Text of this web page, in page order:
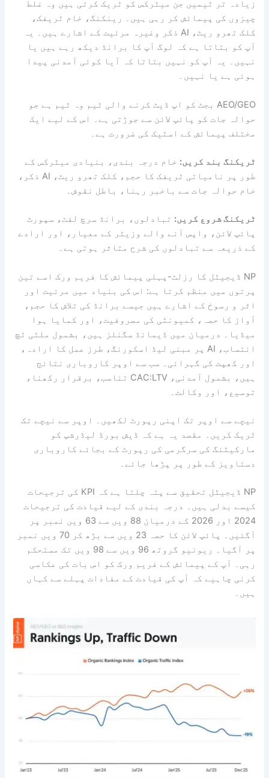
زیادہ تر ٹیمیں جن میٹرکس کو ٹریک کرتی ہیں وہ غلط
چیزوں کی پیمائش کر رہی ہیں۔ رینکنگ، خام ٹریفک،
کلک تھرو ریٹ، AI ذکر وغیرہ مرئیت کے اشارے ہیں۔ یہ
آپ کو بتاتا ہے کہ لوگ آپ کا برانڈ دیکھ رہے ہیں یا
نہیں۔ یہ آپ کو نہیں بتاتا کہ آیا کوئی آمدنی پیدا
ہوئی ہے یا نہیں۔
AEO/GEO بجٹ کو اپ ڈیٹ کرنے والی ٹیم وہ ٹیم ہے جو
حوالہ جات کو پائپ لائن سے جوڑتی ہے۔ اس کے لیے ایک
مختلف پیمائش کے اسٹیک کی ضرورت ہے۔
ٹریکنگ بند کریں: خام درجہ بندی، بنیادی میٹرکس کے
طور پر نامیاتی ٹریفک کا حجم، کلک تھرو ریٹ، AI ذکر،
خام حوالہ جات سے باخبر رہنا، باطل نقوش۔
ٹریکنگ شروع کریں: تبادلوں، برانڈ سرچ لفٹ، سپورٹ
پائپ لائن، واپس آنے والے وزیٹر کے معیار، اور ارادے
کے ذریعہ سے تبادلوں کی شرح متاثر ہوتی ہے۔
NP ڈیجیٹل کا رزلٹ-پہلی پیمائش کا فریم ورک اسے تین
پرتوں میں منظم کرتا ہے: اس کی بنیاد میں مرئیت اور
اثر و رسوخ کے اشارے ہیں جیسے برانڈ کی تلاش کا حجم،
آواز کا حصہ، کمیونٹی کی مصروفیت، اور کمایا ہوا
میڈیا۔ درمیان میں ڈیمانڈ سگنلز ہیں، بشمول ملٹی ٹچ
انتساب، AI پر مبنی لیڈ اسکورنگ، طرز عمل کا ارادہ،
اور کھپت کی گہرائی۔ سب سے اوپر کاروباری نتائج
ہیں، بشمول آمدنی، CAC:LTV تناسب، برقرار رکھنا،
توسیع، اور وکالت۔
نیچے سے اوپر تک اپنی رپورٹ لکھیں۔ اوپر سے نیچے تک
ٹریک کریں۔ مقصد یہ ہے کہ ڈیش بورڈ لیڈرشپ کو
مارکیٹنگ کی سرگرمی کی رپورٹ کے بجائے کاروباری
دستاویز کے طور پر پڑھا جائے۔
NP ڈیجیٹل تحقیق سے پتہ چلتا ہے کہ KPI کی ترجیحات
کیسے بدلی ہیں۔ درجہ بندی کے لیے قیادت کی ترجیحات
2024 اور 2026 کے درمیان 88 ویں سے 63 ویں نمبر پر
آگئیں۔ پائپ لائن کا حصہ 23 ویں سے بڑھ کر 70 ویں نمبر
پر آگیا۔ ریونیو گروتھ 96 ویں سے 98 ویں تک مستحکم
رہی۔ آپ کے پیمائش کے فریم ورک کو اس بات کی عکاسی
کرنی چاہیے کہ آپ کی قیادت کے مفادات پہلے سے کہاں
ہیں۔